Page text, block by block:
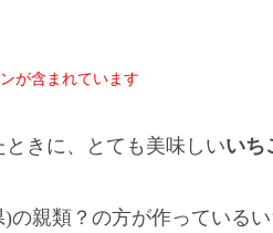
が含まれています
きに、とても美味しいいち
の親類？の方が作っている